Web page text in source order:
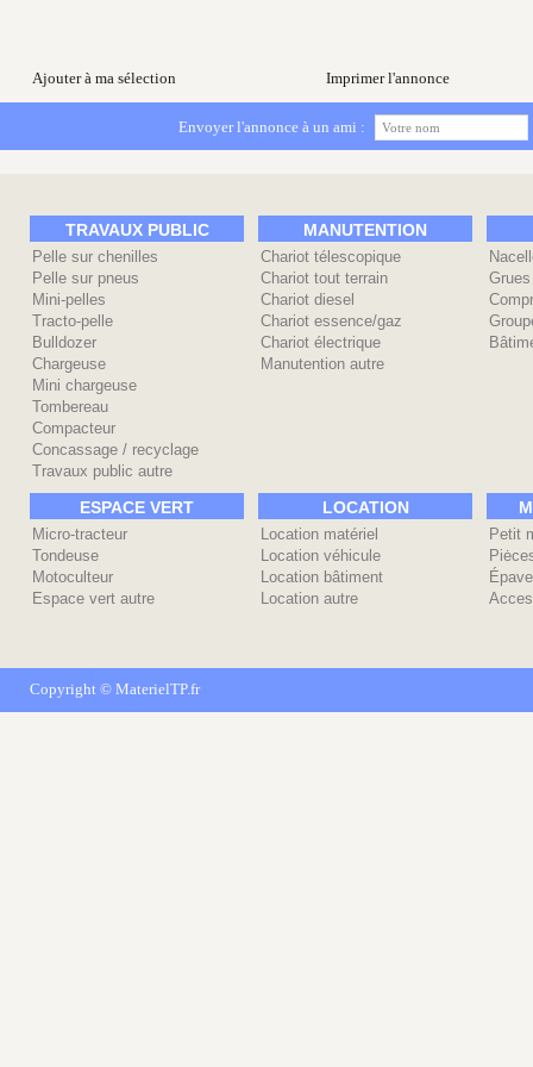
Ajouter à ma sélection Imprimer l'annonce
Envoyer l'annonce à un ami :
TRAVAUX PUBLIC
Pelle sur chenilles
Pelle sur pneus
Mini-pelles
Tracto-pelle
Bulldozer
Chargeuse
Mini chargeuse
Tombereau
Compacteur
Concassage / recyclage
Travaux public autre
MANUTENTION
Chariot télescopique
Chariot tout terrain
Chariot diesel
Chariot essence/gaz
Chariot électrique
Manutention autre
Grues
ESPACE VERT
Micro-tracteur
Tondeuse
Motoculteur
Espace vert autre
LOCATION
Location matériel
Location véhicule
Location bâtiment
Location autre
Petit
Épave
Copyright © MaterielTP.fr